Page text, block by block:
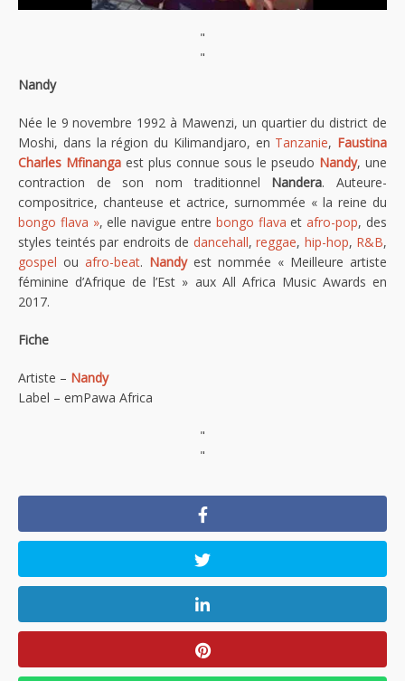
"
"
Nandy
Née le 9 novembre 1992 à Mawenzi, un quartier du district de
Moshi, dans la région du Kilimandjaro, en Tanzanie, Faustina
Charles Mfinanga est plus connue sous le pseudo Nandy, une
contraction de son nom traditionnel Nandera. Auteure-
compositrice, chanteuse et actrice, surnommée « la reine du
bongo flava », elle navigue entre bongo flava etafro-pop, des
styles teintés par endroits de dancehall, reggae, hip-hop, R&B,
gospel ou afro-beat. Nandyest nommée « Meilleure artiste
féminine d’Afrique de l’Est » aux All Africa Music Awards en
2017.
Fiche
Artiste – Nandy
Label – emPawa Africa
"
"